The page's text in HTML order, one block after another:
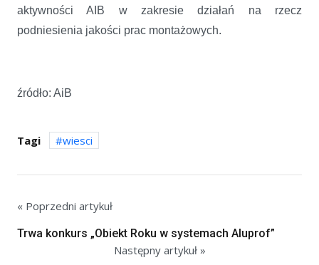
aktywności AIB w zakresie działań na rzecz
podniesienia jakości prac montażowych.
źródło: AiB
Tagi wiesci
« Poprzedni artykuł
Trwa konkurs „Obiekt Roku w systemach Aluprof”
Następny artykuł »